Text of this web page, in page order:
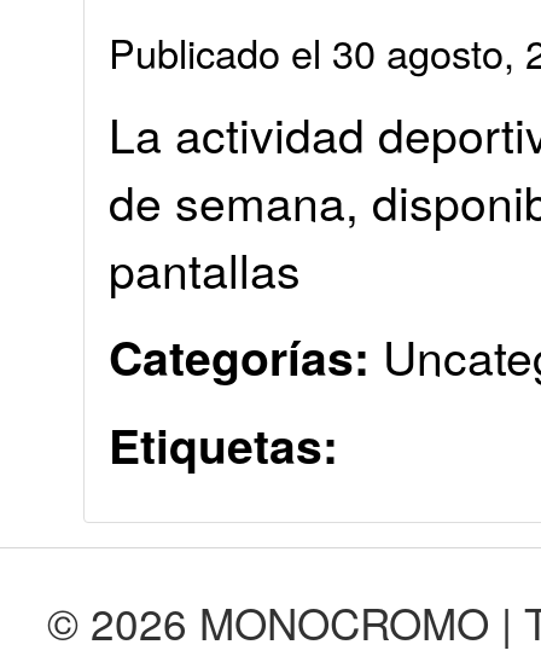
Publicado el 30 agosto,
La actividad
de semana,
pantallas
Categorías:
Etiquetas:
© 2026 MONOCROMO |